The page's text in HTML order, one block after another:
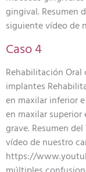
gingival. Resumen
siguiente vídeo de
Caso 4
Rehabilitación
implantes
en maxilar inferior
en maxilar
grave. Resumen
vídeo de nuestro
https://